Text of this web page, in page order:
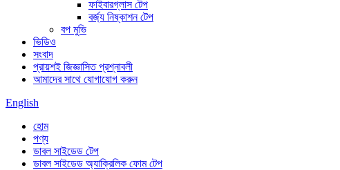
ফাইবারগ্লাস টেপ
বর্জ্য নিষ্কাশন টেপ
বপ মুভি
ভিডিও
সংবাদ
প্রায়শই জিজ্ঞাসিত প্রশ্নাবলী
আমাদের সাথে যোগাযোগ করুন
English
হোম
পণ্য
ডাবল সাইডেড টেপ
ডাবল সাইডেড অ্যাক্রিলিক ফোম টেপ